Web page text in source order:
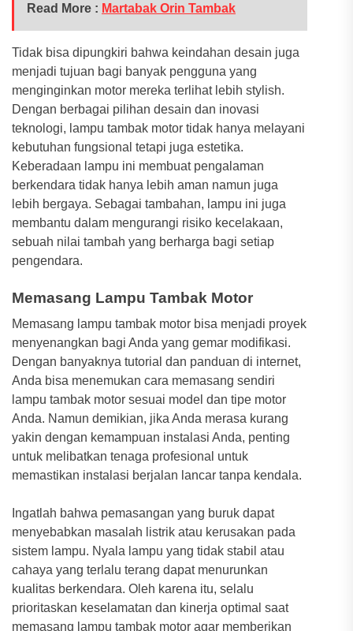
Read More : Martabak Orin Tambak
Tidak bisa dipungkiri bahwa keindahan desain juga
menjadi tujuan bagi banyak pengguna yang
menginginkan motor mereka terlihat lebih stylish.
Dengan berbagai pilihan desain dan inovasi
teknologi, lampu tambak motor tidak hanya melayani
kebutuhan fungsional tetapi juga estetika.
Keberadaan lampu ini membuat pengalaman
berkendara tidak hanya lebih aman namun juga
lebih bergaya. Sebagai tambahan, lampu ini juga
membantu dalam mengurangi risiko kecelakaan,
sebuah nilai tambah yang berharga bagi setiap
pengendara.
Memasang Lampu Tambak Motor
Memasang lampu tambak motor bisa menjadi proyek
menyenangkan bagi Anda yang gemar modifikasi.
Dengan banyaknya tutorial dan panduan di internet,
Anda bisa menemukan cara memasang sendiri
lampu tambak motor sesuai model dan tipe motor
Anda. Namun demikian, jika Anda merasa kurang
yakin dengan kemampuan instalasi Anda, penting
untuk melibatkan tenaga profesional untuk
memastikan instalasi berjalan lancar tanpa kendala.
Ingatlah bahwa pemasangan yang buruk dapat
menyebabkan masalah listrik atau kerusakan pada
sistem lampu. Nyala lampu yang tidak stabil atau
cahaya yang terlalu terang dapat menurunkan
kualitas berkendara. Oleh karena itu, selalu
prioritaskan keselamatan dan kinerja optimal saat
memasang lampu tambak motor agar memberikan